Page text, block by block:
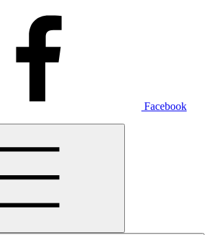
Facebook